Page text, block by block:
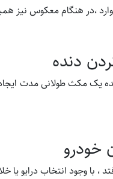
،در هنگام معکوس نیز
دنده
یک مکث طولانی مدت
، با وجود انتخاب درایو